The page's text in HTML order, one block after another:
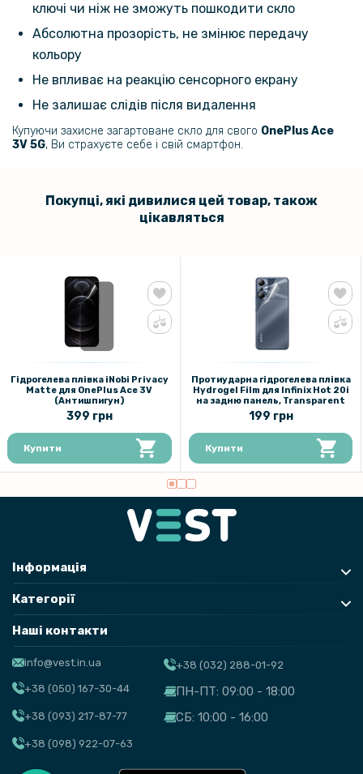
239 грн
Чохол - накладка Epik Delicate для OnePlus Ace 3V 5G
161 грн
189 грн
Захисне скло Tempered Glass 0.3mm для OnePlus Ace 3V 5G
279 грн
Захисне скло Full Screen Full Glue 3D Tempered Glass для OnePlus
314 грн
369 грн
Чохол - накладка Omeve Crystal Case для OnePlus Ace 3V 5G,
Transparent
135 грн
ключі чи ніж не зможуть пошкодити скло
Абсолютна прозорість, не змінює передачу
кольору
Не впливає на реакцію сенсорного екрану
Не залишає слідів після видалення
Купуючи захисне загартоване скло для свого OnePlus Ace
3V 5G, Ви страхуєте себе і свій смартфон.
Покупці, які дивилися цей товар, також
цікавляться
Гідрогелева плівка iNobi Privacy
Matte для OnePlus Ace 3V​
(Антишпигун)
399 грн
Купити
Протиударна гідрогелева плівка
Hydrogel Film для Infinix Hot 20i
на задню панель, Transparent
199 грн
Купити
Інформація
Категорії
Наші контакти
info@vest.in.ua
+38 (050) 167-30-44
+38 (093) 217-87-77
+38 (098) 922-07-63
+38 (032) 288-01-92
ПН-ПТ: 09:00 - 18:00
СБ: 10:00 - 16:00